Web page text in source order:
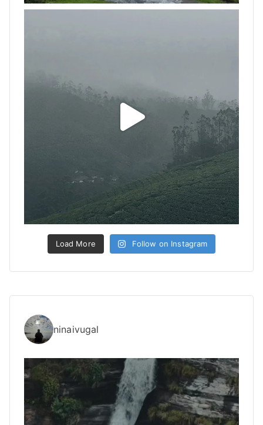
Load More Follow on Instagram
ninaivugal